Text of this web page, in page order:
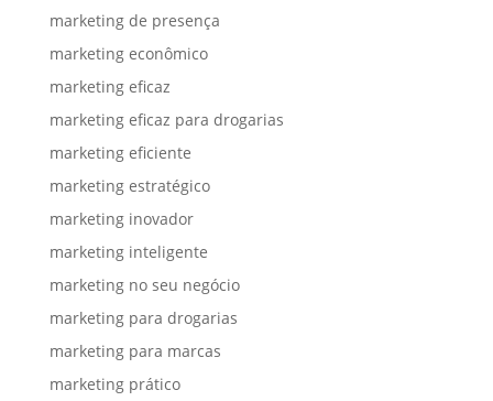
marketing de presença
marketing econômico
marketing eficaz
marketing eficaz para drogarias
marketing eficiente
marketing estratégico
marketing inovador
marketing inteligente
marketing no seu negócio
marketing para drogarias
marketing para marcas
marketing prático